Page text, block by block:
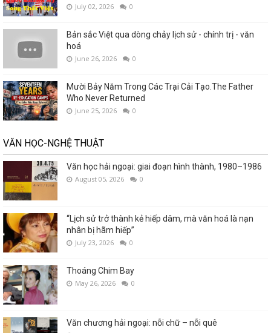
July 02, 2026 0
Bản sắc Việt qua dòng chảy lịch sử - chính trị - văn
hoá
June 26, 2026 0
Mười Bảy Năm Trong Các Trại Cải Tạo.The Father
Who Never Returned
June 25, 2026 0
VĂN HỌC-NGHỆ THUẬT
Văn học hải ngoại: giai đoạn hình thành, 1980–1986
August 05, 2026 0
“Lịch sử trở thành kẻ hiếp dâm, mà văn hoá là nạn
nhân bị hãm hiếp”
July 23, 2026 0
Thoáng Chim Bay
May 26, 2026 0
Văn chương hải ngoại: nỗi chữ – nỗi quê